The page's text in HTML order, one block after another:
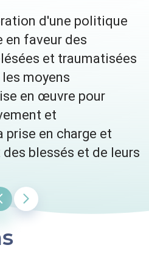
d'une politique
en faveur des
et traumatisées
moyens
en œuvre pour
et
en charge et
blessés et de leurs